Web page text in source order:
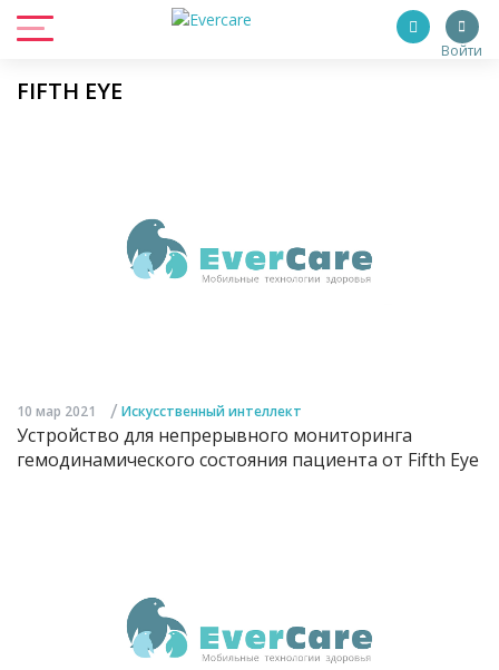
Войти
FIFTH EYE
10 мар 2021 / Искусственный интеллект
Устройство для непрерывного мониторинга
гемодинамического состояния пациента от Fifth Eye